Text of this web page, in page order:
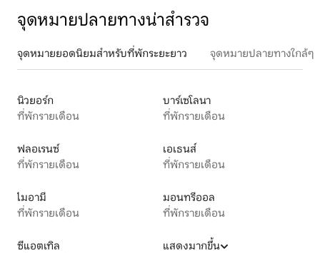
จุดหมายปลายทางน่าสำรวจ
จุดหมายยอดนิยมสำหรับที่พักระยะยาว จุดหมายปลายทางใกล้ๆ
นิวยอร์ก
ที่พักรายเดือน
บาร์เซโลนา
ที่พักรายเดือน
ฟลอเรนซ์
ที่พักรายเดือน
เอเธนส์
ที่พักรายเดือน
ไมอามี
ที่พักรายเดือน
มอนทรีออล
ที่พักรายเดือน
ซีแอตเทิล
แสดงมากขึ้น